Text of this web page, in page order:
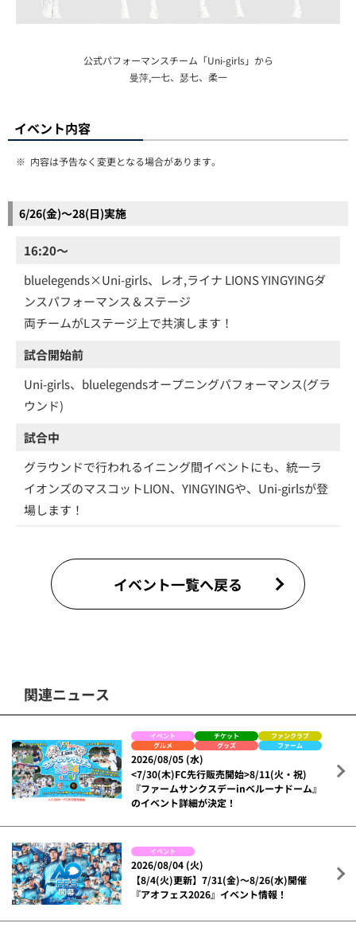
公式パフォーマンスチーム「Uni-girls」から
曼萍,一七、瑟七、柔一
イベント内容
※ 内容は予告なく変更となる場合があります。
6/26(金)～28(日)実施
16:20～
bluelegends×Uni-girls、レオ,ライナ LIONS YINGYINGダ
ンスパフォーマンス＆ステージ
両チームがLステージ上で共演します！
試合開始前
Uni-girls、bluelegendsオープニングパフォーマンス(グラ
ウンド)
試合中
グラウンドで行われるイニング間イベントにも、統一ラ
イオンズのマスコットLION、YINGYINGや、Uni-girlsが登
場します！
イベント一覧へ戻る
関連ニュース
イベント チケット
ファンクラブ
グルメ
グッズ ファーム
2026/08/05 (水)
<7/30(木)FC先行販売開始>8/11(火・祝)
『ファームサンクスデーinベルーナドーム』
のイベント詳細が決定！
イベント
2026/08/04 (火)
【8/4(火)更新】7/31(金)～8/26(水)開催
『アオフェス2026』イベント情報！